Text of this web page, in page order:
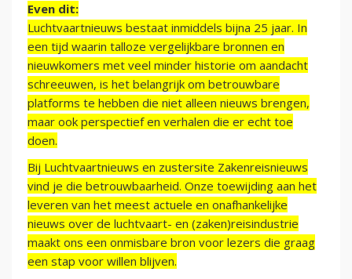
Even dit:
Luchtvaartnieuws bestaat inmiddels bijna 25 jaar. In
een tijd waarin talloze vergelijkbare bronnen en
nieuwkomers met veel minder historie om aandacht
schreeuwen, is het belangrijk om betrouwbare
platforms te hebben die niet alleen nieuws brengen,
maar ook perspectief en verhalen die er echt toe
doen.
Bij Luchtvaartnieuws en zustersite Zakenreisnieuws
vind je die betrouwbaarheid. Onze toewijding aan het
leveren van het meest actuele en onafhankelijke
nieuws over de luchtvaart- en (zaken)reisindustrie
maakt ons een onmisbare bron voor lezers die graag
een stap voor willen blijven.